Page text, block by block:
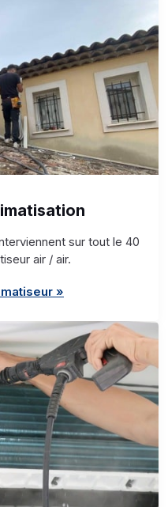
sur tout le 40
air / air.
»